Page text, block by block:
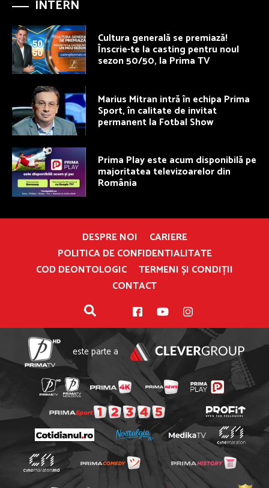
INTERN
Cultura generală se premiază!
Înscrie-te la casting pentru noul
sezon 50/50, la Prima TV
Marius Mitran intră în echipa Prima
Sport, în calitate de invitat
permanent la Fotbal Show
Prima Play este acum disponibilă pe
majoritatea televizoarelor din
România
DESPRE NOI
CARIERE
POLITICA DE CONFIDENTIALITATE
COD DEONTOLOGIC
TERMENI ȘI CONDIȚII
CONTACT
este parte a